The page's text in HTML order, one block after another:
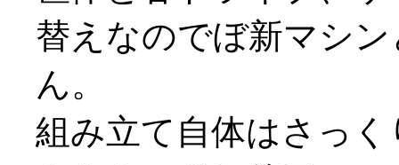
替えなのでぼ新マシ
ん。
組み立て自体はさっ